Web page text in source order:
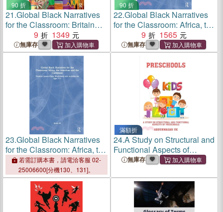
90 折
21.Global Black Narratives
for the Classroom: Britain
and Europe：Practical
Lesson Plans, Worksheets
and Activities for Ages 7-11
9 1349
無庫存
90 折
22.Global Black Narratives
for the Classroom: Africa, the
Americas and the
Caribbean：Practical
Lesson Plans, Worksheets
and Activities for Ages 7-11
9 1565
無庫存
23.Global Black Narratives
for the Classroom: Africa, the
Americas and the
Caribbean：Practical
Lesson Plans, Worksheets
and Activities for Ages 7-11
若需訂購本書，請電洽客服 02-
25006600[分機130、131]。
滿額折
24.A Study on Structural and
Functional Aspects of
Preschools
無庫存